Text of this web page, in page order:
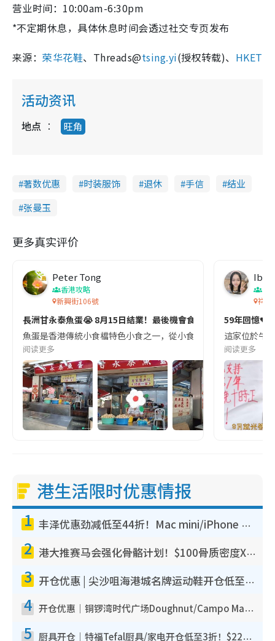
营业时间：10:00am-6:30pm
*不定期休息，具体休息时间会透过社交专页发布
来源：荣华花鞋、Threads@tsing.yi(授权转载)、 HKET
活动资讯
地点 旺角
著数优惠 时装服饰 退休 手信
结业
张曼玉
更多真实评价
Peter Tong
香港攻略
新興街106號
長洲甘永泰魚蛋😭 8月15日結業！最後機會食招牌大魚蛋！
魚蛋是香港傳統小食檔特色小食之一，從小食到大，放工放學就
阅读更多
祥榮
59年回憶💔
這家位於牛
阅读更多
港生活限时优惠情报
1 丰泽优惠劲减低至44折！Mac mini/iPhone 17 Pro大减价！厨房家电$220起
2 港大推赛马会强化骨骼计划！$100骨质密度X光检查 完成免费运动训练送超市礼券！附参加资格
3 开仓优惠 | 尖沙咀海港城名牌运动鞋开仓低至1折！On鞋$899起/Joy&Peace鞋履$98起
4 开仓优惠｜铜锣湾时代广场Doughnut/Campo Marzio开仓低至1折！背囊、书包、手袋劈价$200起
5